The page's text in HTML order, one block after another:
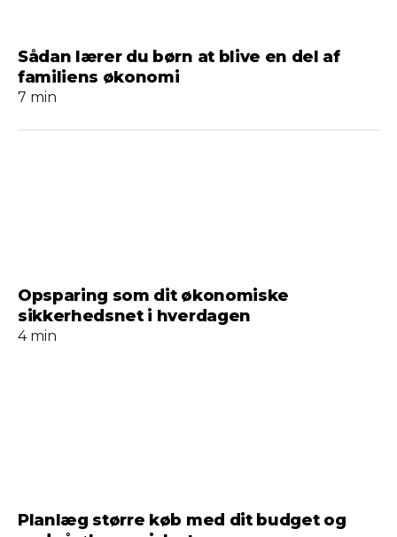
Sådan lærer du børn at blive en del af
familiens økonomi
7 min
Opsparing som dit økonomiske
sikkerhedsnet i hverdagen
4 min
Planlæg større køb med dit budget og